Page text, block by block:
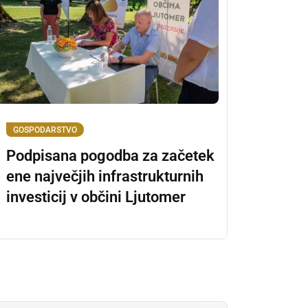
GOSPODARSTVO
Podpisana pogodba za začetek
ene največjih infrastrukturnih
investicij v občini Ljutomer